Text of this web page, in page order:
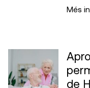
Més
de